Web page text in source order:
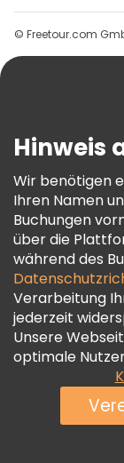
Gruppen
Hilfe
AGB Und
Cookie-
Freetour
© Freetour.com
Hinweis
Wir benötigen
Ihren Namen
Buchungen
über die
während des
Verarbeitung
jederzeit
Unsere
optimale